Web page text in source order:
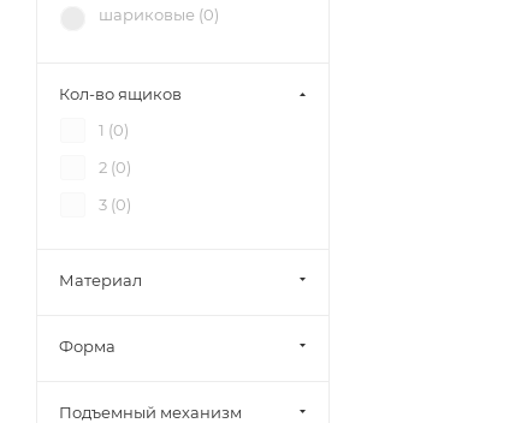
шариковые (0)
Кол-во ящиков
1 (0)
2 (0)
3 (0)
Материал
Форма
Подъемный механизм